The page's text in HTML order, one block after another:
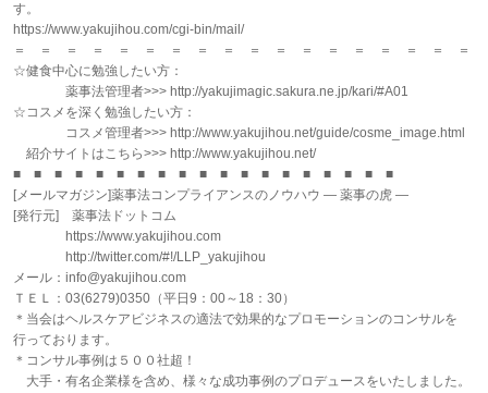
す。
https://www.yakujihou.com/cgi-bin/mail/
＝ ＝ ＝ ＝ ＝ ＝ ＝ ＝ ＝ ＝ ＝ ＝ ＝ ＝ ＝ ＝ ＝ ＝
☆健食中心に勉強したい方：
薬事法管理者>>> http://yakujimagic.sakura.ne.jp/kari/#A01
☆コスメを深く勉強したい方：
コスメ管理者>>> http://www.yakujihou.net/guide/cosme_image.html
紹介サイトはこちら>>> http://www.yakujihou.net/
■ ■ ■ ■ ■ ■ ■ ■ ■ ■ ■ ■ ■ ■ ■ ■ ■ ■ ■
[メールマガジン]薬事法コンプライアンスのノウハウ ― 薬事の虎 ―
[発行元] 薬事法ドットコム
https://www.yakujihou.com
http://twitter.com/#!/LLP_yakujihou
メール：info@yakujihou.com
ＴＥＬ：03(6279)0350（平日9：00～18：30）
＊当会はヘルスケアビジネスの適法で効果的なプロモーションのコンサルを
行っております。
＊コンサル事例は５００社超！
大手・有名企業様を含め、様々な成功事例のプロデュースをいたしました。